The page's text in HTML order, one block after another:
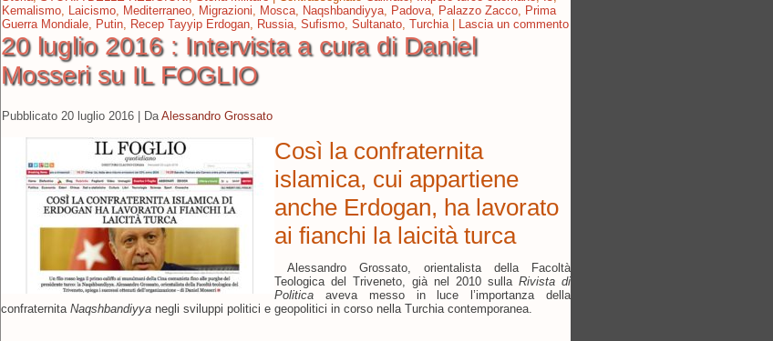
Kemalismo, Laicismo, Mediterraneo, Migrazioni, Mosca, Naqshbandiyya, Padova, Palazzo Zacco, Prima
Guerra Mondiale, Putin, Recep Tayyip Erdogan, Russia, Sufismo, Sultanato, Turchia| Lascia un commento
20 luglio 2016 : Intervista a cura di Daniel
Mosseri su IL FOGLIO
Pubblicato 20 luglio 2016 Da Alessandro Grossato
Così la confraternita
islamica, cui appartiene
anche Erdogan, ha lavorato
ai fianchi la laicità turca
Alessandro Grossato, orientalista della Facoltà
Teologica del Triveneto, già nel 2010 sulla Rivista di
Politica aveva messo in luce l’importanza della
confraternita Naqshbandiyya negli sviluppi politici e geopolitici in corso nella Turchia contemporanea.